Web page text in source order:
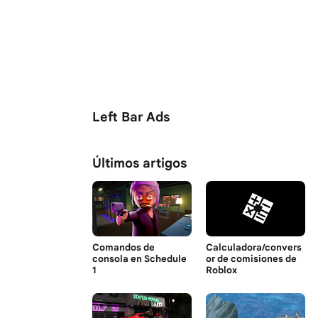
Left Bar Ads
Últimos artigos
Comandos de
consola en Schedule
1
Calculadora/convers
or de comisiones de
Roblox